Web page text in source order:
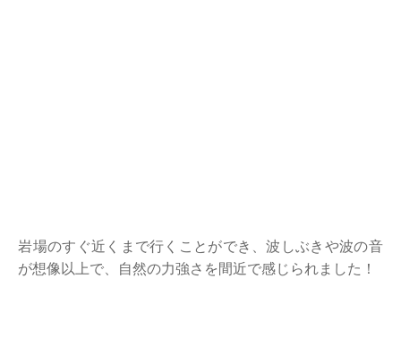
岩場のすぐ近くまで行くことができ、波しぶきや波の音
が想像以上で、自然の力強さを間近で感じられました！